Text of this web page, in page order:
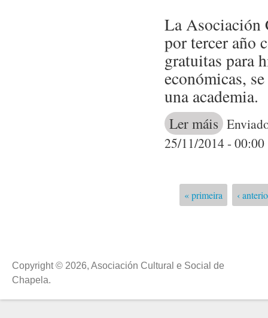
La Asociación
por tercer año
gratuitas para
económicas,
una academia.
Ler máis acerca de
25/11/2014 - 00:00
Páxinas
« primeira ‹
Copyright © 2026, Asociación Cultural e Social de
Chapela.